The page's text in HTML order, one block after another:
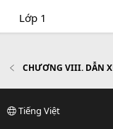
Lớp 1
CHƯƠNG VIII. DẪN
Tiếng Việt